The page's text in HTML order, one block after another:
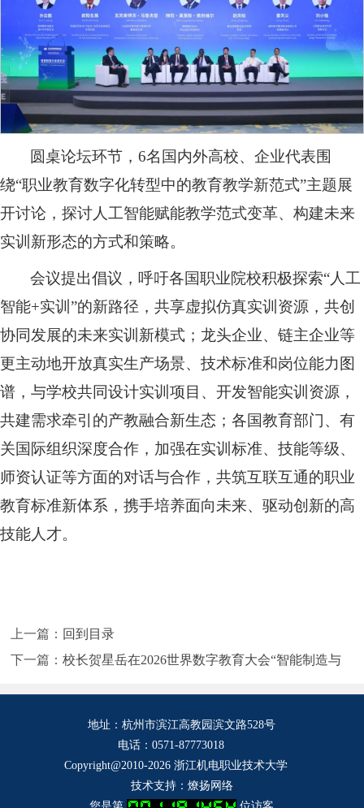
圆桌论坛环节，6名国内外高校、企业代表围
绕“职业教育数字化转型中的教育教学新范式”主题展
开讨论，探讨人工智能赋能教学范式变革、构建未来
实训新形态的方式和策略。
会议提出倡议，呼吁各国职业院校积极探索“人工
智能+实训”的新路径，共享虚拟仿真实训资源，共创
协同发展的未来实训新模式；龙头企业、链主企业等
更主动地开放真实生产场景、技术标准和岗位能力图
谱，与学校共同设计实训项目、开发智能实训资源，
共建需求牵引的产教融合新生态；各国教育部门、有
关国际组织深度合作，加强在实训标准、技能等级、
师资认证等方面的对话与合作，共筑互联互通的职业
教育标准新体系，携手培养面向未来、驱动创新的高
技能人才。
上一篇： 回到目录
下一篇：校长贺星岳在2026世界数字教育大会“智能制造与
地址：杭州市滨江高教园滨文路528号
电话：0571-87773018
Copyright@2010-2026 浙江机电职业技术大学
技术支持： 燎扬网络